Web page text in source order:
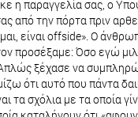
η παραγγελία σας, ο
από την πόρτα πριν
είναι offside». Ο
προσέξαμε: Όσο εγώ
ξέχασε να
ότι αυτό που πάντα
τα σχόλια με τα οποία